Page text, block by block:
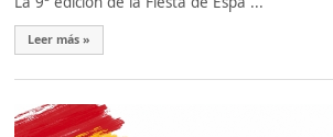
Leer más »